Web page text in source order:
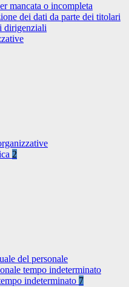
mancata o incompleta
dei dati da parte dei titolari
dirigenziali
2
del personale
tempo indeterminato
indeterminato 7